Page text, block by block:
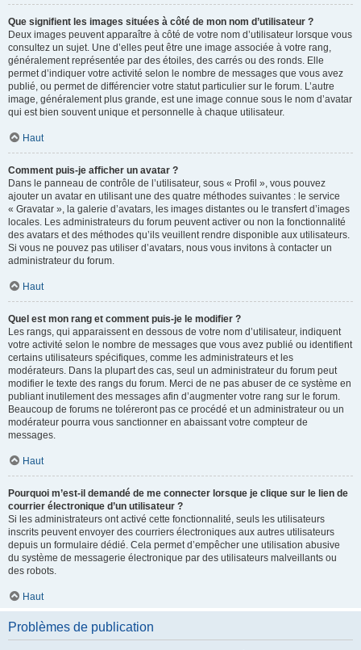
Que signifient les images situées à côté de mon nom d’utilisateur ?
Deux images peuvent apparaître à côté de votre nom d’utilisateur lorsque vous
consultez un sujet. Une d’elles peut être une image associée à votre rang,
généralement représentée par des étoiles, des carrés ou des ronds. Elle
permet d’indiquer votre activité selon le nombre de messages que vous avez
publié, ou permet de différencier votre statut particulier sur le forum. L’autre
image, généralement plus grande, est une image connue sous le nom d’avatar
qui est bien souvent unique et personnelle à chaque utilisateur.
Haut
Comment puis-je afficher un avatar ?
Dans le panneau de contrôle de l’utilisateur, sous « Profil », vous pouvez
ajouter un avatar en utilisant une des quatre méthodes suivantes : le service
« Gravatar », la galerie d’avatars, les images distantes ou le transfert d’images
locales. Les administrateurs du forum peuvent activer ou non la fonctionnalité
des avatars et des méthodes qu’ils veuillent rendre disponible aux utilisateurs.
Si vous ne pouvez pas utiliser d’avatars, nous vous invitons à contacter un
administrateur du forum.
Haut
Quel est mon rang et comment puis-je le modifier ?
Les rangs, qui apparaissent en dessous de votre nom d’utilisateur, indiquent
votre activité selon le nombre de messages que vous avez publié ou identifient
certains utilisateurs spécifiques, comme les administrateurs et les
modérateurs. Dans la plupart des cas, seul un administrateur du forum peut
modifier le texte des rangs du forum. Merci de ne pas abuser de ce système en
publiant inutilement des messages afin d’augmenter votre rang sur le forum.
Beaucoup de forums ne toléreront pas ce procédé et un administrateur ou un
modérateur pourra vous sanctionner en abaissant votre compteur de
messages.
Haut
Pourquoi m’est-il demandé de me connecter lorsque je clique sur le lien de
courrier électronique d’un utilisateur ?
Si les administrateurs ont activé cette fonctionnalité, seuls les utilisateurs
inscrits peuvent envoyer des courriers électroniques aux autres utilisateurs
depuis un formulaire dédié. Cela permet d’empêcher une utilisation abusive
du système de messagerie électronique par des utilisateurs malveillants ou
des robots.
Haut
Problèmes de publication